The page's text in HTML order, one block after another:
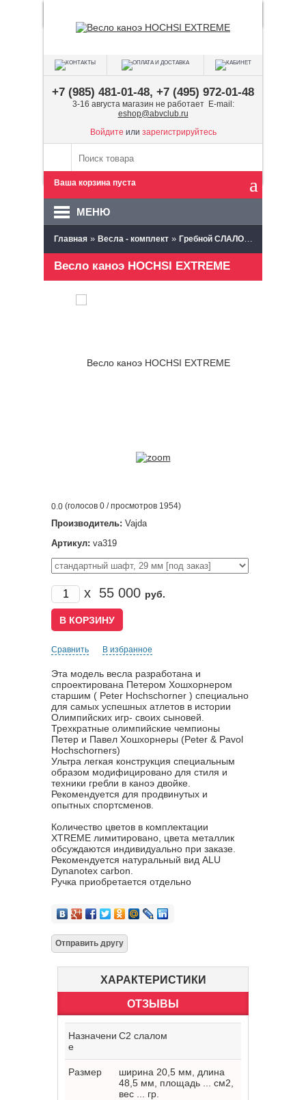
+7 (985) 481-01-48, +7 (495) 972-01-48
3-16 августа магазин не работает E-mail:
eshop@abvclub.ru
Войдите или зарегистрируйтесь
Ваша корзина пуста
МЕНЮ
Главная » Весла - комплект » Гребной СЛАЛОМ весла
Весло каноэ HOCHSI EXTREME
0.0 (голосов 0 / просмотров 1954)
Производитель: Vajda
Артикул: va319
x 55 000 руб.
Сравнить В избранное
Эта модель весла разработана и
спроектирована Петером Хошхорнером
старшим ( Peter Hochschorner ) специально
для самых успешных атлетов в истории
Олимпийских игр- своих сыновей.
Трехкратные олимпийские чемпионы
Петер и Павел Хошхорнеры (Peter & Pavol
Hochschorners)
Ультра легкая конструкция специальным
образом модифицировано для стиля и
техники гребли в каноэ двойке.
Рекомендуется для продвинутых и
опытных спортсменов.
Количество цветов в комплектации
XTREME лимитировано, цвета металлик
обсуждаются индивидуально при заказе.
Рекомендуется натуральный вид ALU
Dynanotex carbon.
Ручка приобретается отдельно
ХАРАКТЕРИСТИКИ
ОТЗЫВЫ
Назначени
е
C2 слалом
Размер
ширина 20,5 мм, длина
48,5 мм, площадь ... см2,
вес ... гр.